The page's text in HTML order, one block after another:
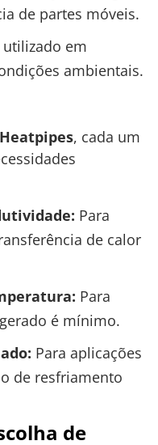
de partes móveis.
utilizado em
ambientais.
Heatpipes, cada um
Para
de calor
Para
é mínimo.
Para aplicações
de resfriamento
de